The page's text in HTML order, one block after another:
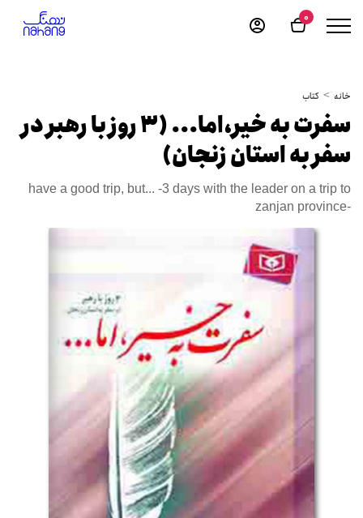
0
خانه کتاب
سفرت به خیر،اما... (3 روز با رهبر در
سفر به استان زنجان)
have a good trip, but... -3 days with the leader on a trip to
zanjan province-